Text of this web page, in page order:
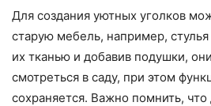
Для создания уютных уголков
старую мебель, например,
их тканью и добавив подушки,
смотреться в саду, при этом
сохраняется. Важно помнить, что